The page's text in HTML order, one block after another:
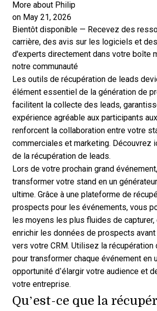
More about Philip
on May 21, 2026
Bientôt disponible — Recevez des
carrière, des avis sur les logiciels et
d'experts directement dans votre boîte
notre communauté
Les outils de récupération de leads
élément essentiel de la génération de
facilitent la collecte des leads,
expérience agréable aux participants
renforcent la collaboration entre votre
commerciales et marketing. Découvrez
de la récupération de leads.
Lors de votre prochain grand
transformer votre stand en un
ultime. Grâce à une plateforme de
prospects pour les événements, vous
les moyens les plus fluides de
enrichir les données de prospects
vers votre CRM. Utilisez la récupération
pour transformer chaque événement en
opportunité d’élargir votre audience et
votre entreprise.
Qu’est-ce que la